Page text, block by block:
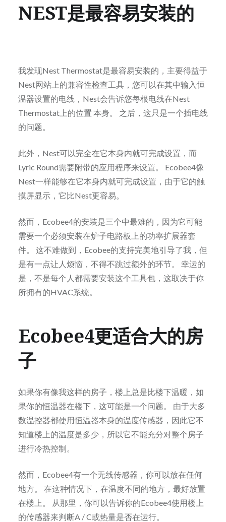
NEST是最容易安装的
我发现Nest Thermostat是最容易安装的，主要得益于
Nest网站上的兼容性检查工具，您可以在其中输入恒
温器设置的电线，Nest会告诉您每根电线在Nest
Thermostat上的位置 本身。 之后，这只是一个插电线
的问题。
此外，Nest可以完全在它本身内就可完成设置，而
Lyric Round需要附带的应用程序来设置。 Ecobee4像
Nest一样能够在它本身内就可完成设置，由于它的触
摸屏显示，它比Nest更容易。
然而，Ecobee4的安装是三个中最难的，因为它可能
需要一个必须安装在炉子电路板上的功率扩展器套
件。 这不难做到，Ecobee的支持完美地引导了我，但
是有一点让人烦恼，不得不跳过额外的环节。 幸运的
是，不是每个人都需要安装这个工具包，这取决于你
所拥有的HVAC系统。
Ecobee4更适合大的房
子
如果你有像我这样的房子，楼上总是比楼下温暖，如
果你的恒温器在楼下，这可能是一个问题。 由于大多
数温控器都使用恒温器本身的温度传感器，因此它不
知道楼上的温度是多少，所以它不能充分对整个房子
进行冷热控制。
然而，Ecobee4有一个无线传感器，你可以放在任何
地方。 在这种情况下，在温度不同的地方，最好放置
在楼上。 从那里，你可以告诉你的Ecobee4使用楼上
的传感器来判断A / C或热量是否在运行。